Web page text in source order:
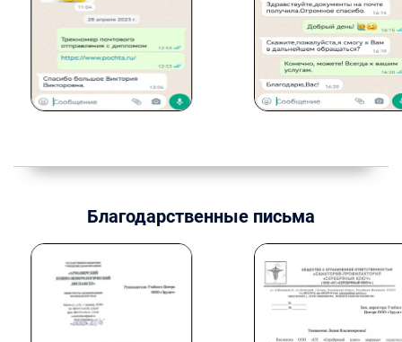
Благодарственные письма